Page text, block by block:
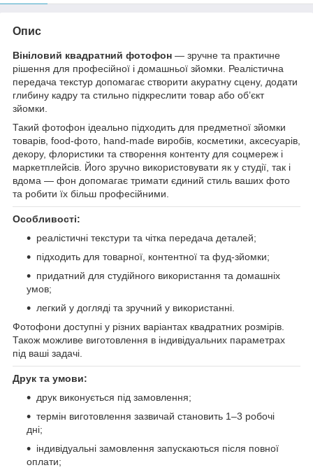
Опис
Вініловий квадратний фотофон — зручне та практичне
рішення для професійної і домашньої зйомки. Реалістична
передача текстур допомагає створити акуратну сцену, додати
глибину кадру та стильно підкреслити товар або об’єкт
зйомки.
Такий фотофон ідеально підходить для предметної зйомки
товарів, food-фото, hand-made виробів, косметики, аксесуарів,
декору, флористики та створення контенту для соцмереж і
маркетплейсів. Його зручно використовувати як у студії, так і
вдома — фон допомагає тримати єдиний стиль ваших фото
та робити їх більш професійними.
Особливості:
реалістичні текстури та чітка передача деталей;
підходить для товарної, контентної та фуд-зйомки;
придатний для студійного використання та домашніх
умов;
легкий у догляді та зручний у використанні.
Фотофони доступні у різних варіантах квадратних розмірів.
Також можливе виготовлення в індивідуальних параметрах
під ваші задачі.
Друк та умови:
друк виконується під замовлення;
термін виготовлення зазвичай становить 1–3 робочі
дні;
індивідуальні замовлення запускаються після повної
оплати;